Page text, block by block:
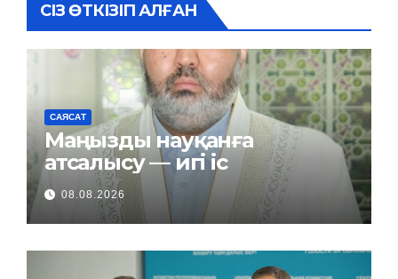
СІЗ ӨТКІЗІП АЛҒАН
САЯСАТ
Маңызды науқанға
атсалысу — игі іс
08.08.2026